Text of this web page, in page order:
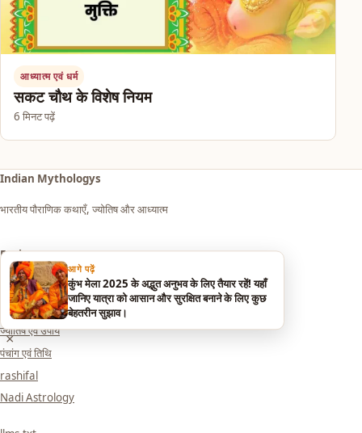
आध्यात्म एवं धर्म
सकट चौथ के विशेष नियम
6 मिनट पढ़ें
आगे पढ़ें
कुंभ मेला 2025 के अद्भुत अनुभव के लिए तैयार रहें! यहाँ
जानिए यात्रा को आसान और सुरक्षित बनाने के लिए कुछ
बेहतरीन सुझाव।
×
Indian Mythologys
भारतीय पौराणिक कथाएँ, ज्योतिष और आध्यात्म
Explore
आध्यात्म एवं धर्म
सपनों का मतलब (Dream Meaning)
ज्योतिष एवं उपाय
पंचांग एवं तिथि
rashifal
Nadi Astrology